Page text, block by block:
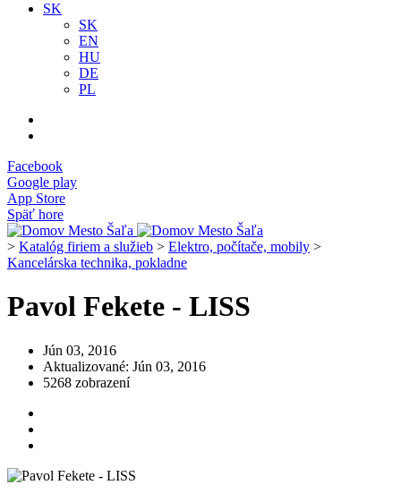
SK
SK
EN
HU
DE
PL
Facebook
Google play
App Store
Späť hore
> Katalóg firiem a služieb > Elektro, počítače, mobily >
Kancelárska technika, pokladne
Pavol Fekete - LISS
Jún 03, 2016
Aktualizované: Jún 03, 2016
5268 zobrazení